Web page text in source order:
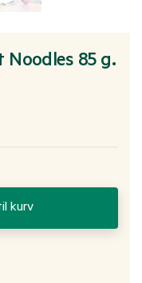
Noodles 85 g.
kurv